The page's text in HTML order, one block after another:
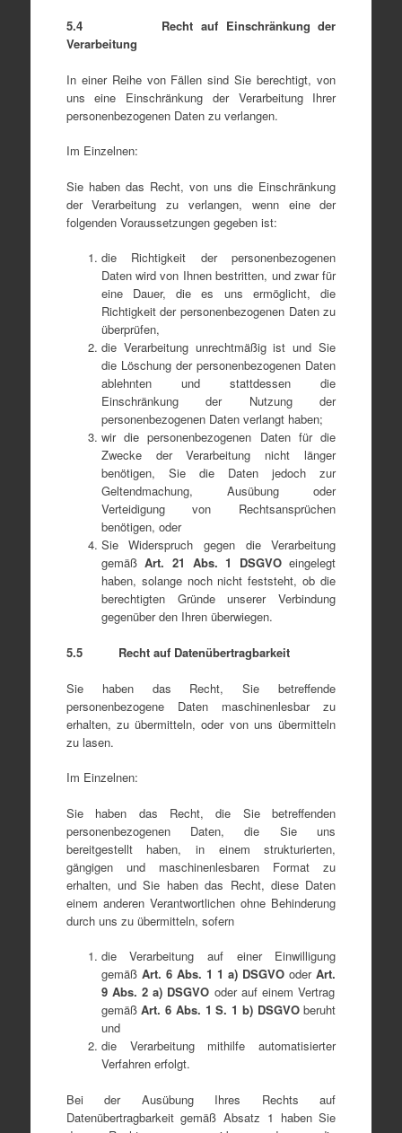
5.4 Recht auf Einschränkung der
Verarbeitung
In einer Reihe von Fällen sind Sie berechtigt, von
uns eine Einschränkung der Verarbeitung Ihrer
personenbezogenen Daten zu verlangen.
Im Einzelnen:
Sie haben das Recht, von uns die Einschränkung
der Verarbeitung zu verlangen, wenn eine der
folgenden Voraussetzungen gegeben ist:
die Richtigkeit der personenbezogenen
Daten wird von Ihnen bestritten, und zwar für
eine Dauer, die es uns ermöglicht, die
Richtigkeit der personenbezogenen Daten zu
überprüfen,
die Verarbeitung unrechtmäßig ist und Sie
die Löschung der personenbezogenen Daten
ablehnten und stattdessen die
Einschränkung der Nutzung der
personenbezogenen Daten verlangt haben;
wir die personenbezogenen Daten für die
Zwecke der Verarbeitung nicht länger
benötigen, Sie die Daten jedoch zur
Geltendmachung, Ausübung oder
Verteidigung von Rechtsansprüchen
benötigen, oder
Sie Widerspruch gegen die Verarbeitung
gemäßArt. 21 Abs. 1 DSGVOeingelegt
haben, solange noch nicht feststeht, ob die
berechtigten Gründe unserer Verbindung
gegenüber den Ihren überwiegen.
5.5 Recht auf Datenübertragbarkeit
Sie haben das Recht, Sie betreffende
personenbezogene Daten maschinenlesbar zu
erhalten, zu übermitteln, oder von uns übermitteln
zu lasen.
Im Einzelnen:
Sie haben das Recht, die Sie betreffenden
personenbezogenen Daten, die Sie uns
bereitgestellt haben, in einem strukturierten,
gängigen und maschinenlesbaren Format zu
erhalten, und Sie haben das Recht, diese Daten
einem anderen Verantwortlichen ohne Behinderung
durch uns zu übermitteln, sofern
die Verarbeitung auf einer Einwilligung
gemäß Art. 6Abs. 1 1 a) DSGVO oderArt.
9Abs. 2 a) DSGVO oder auf einem Vertrag
gemäßArt. 6 Abs. 1 S. 1 b) DSGVOberuht
und
die Verarbeitung mithilfe automatisierter
Verfahren erfolgt.
Bei der Ausübung Ihres Rechts auf
Datenübertragbarkeit gemäß Absatz 1 haben Sie